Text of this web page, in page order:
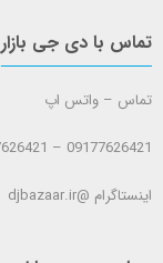
تماس با دی جی بازار
تماس – واتس اپ
09177626421 – 09357626421
اینستاگرام @djbazaar.ir